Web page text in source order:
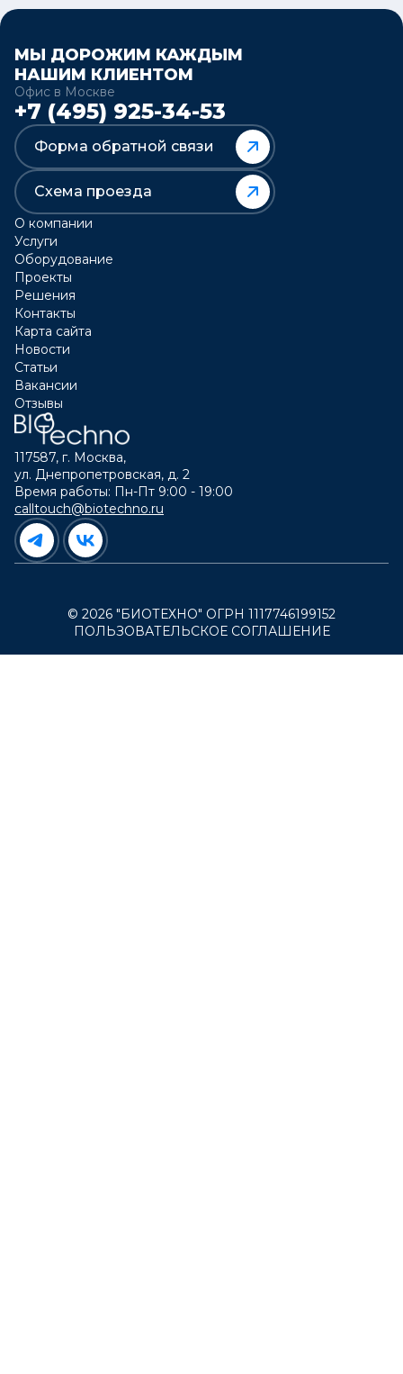
МЫ ДОРОЖИМ КАЖДЫМ
НАШИМ КЛИЕНТОМ
Офис в Москве
+7 (495) 925-34-53
Форма обратной связи
Схема проезда
О компании
Услуги
Оборудование
Проекты
Решения
Контакты
Карта сайта
Новости
Статьи
Вакансии
Отзывы
117587, г. Москва,
ул. Днепропетровская, д. 2
Время работы: Пн-Пт 9:00 - 19:00
calltouch@biotechno.ru
© 2026 "БИОТЕХНО" ОГРН 1117746199152
ПОЛЬЗОВАТЕЛЬСКОЕ СОГЛАШЕНИЕ